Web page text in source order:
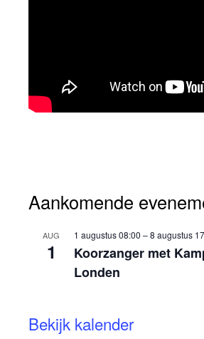
Aankomende
AUG
1
1 augustus 08:00 –8 augustus
Koorzanger met
Londen
Bekijk kalender